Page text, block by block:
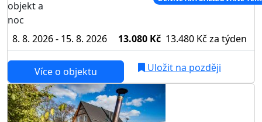
objekt a
noc
8. 8. 2026 - 15. 8. 2026 13.080 Kč 13.480 Kč za týden
Více o objektu Uložit na později